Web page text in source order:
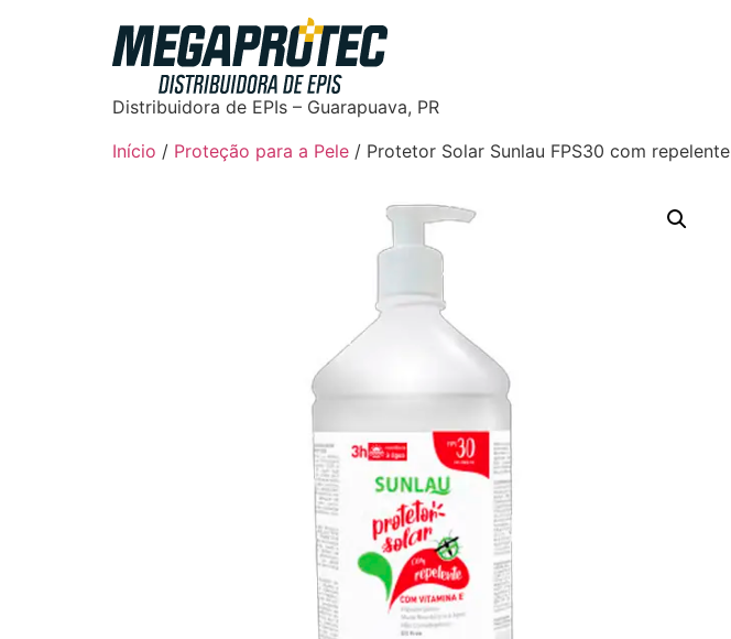
Distribuidora de EPIs – Guarapuava, PR
Início / Proteção para a Pele / Protetor Solar Sunlau FPS30 com repelente